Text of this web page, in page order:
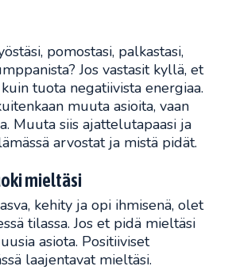
pomostasi, palkastasi,
Jos vastasit kyllä, et
tuota negatiivista energiaa.
muuta asioita, vaan
Muuta siis ajattelutapaasi ja
arvostat ja mistä pidät.
mieltäsi
kehity ja opi ihmisenä, olet
tilassa. Jos et pidä mieltäsi
asiota. Positiiviset
laajentavat mieltäsi.